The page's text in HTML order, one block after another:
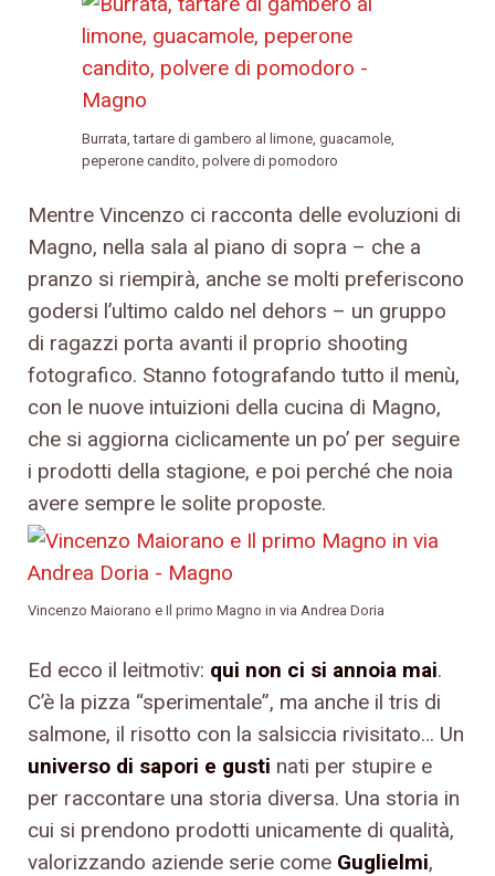
Burrata, tartare di gambero al limone, guacamole,
peperone candito, polvere di pomodoro
Mentre Vincenzo ci racconta delle evoluzioni di
Magno, nella sala al piano di sopra – che a
pranzo si riempirà, anche se molti preferiscono
godersi l’ultimo caldo nel dehors – un gruppo
di ragazzi porta avanti il proprio shooting
fotografico. Stanno fotografando tutto il menù,
con le nuove intuizioni della cucina di Magno,
che si aggiorna ciclicamente un po’ per seguire
i prodotti della stagione, e poi perché che noia
avere sempre le solite proposte.
Vincenzo Maiorano e Il primo Magno in via Andrea Doria
Ed ecco il leitmotiv: qui non ci si annoia mai.
C’è la pizza “sperimentale”, ma anche il tris di
salmone, il risotto con la salsiccia rivisitato… Un
universo di sapori e gusti nati per stupire e
per raccontare una storia diversa. Una storia in
cui si prendono prodotti unicamente di qualità,
valorizzando aziende serie come Guglielmi,